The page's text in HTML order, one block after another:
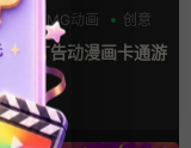
画 MG动画 创意
意广告动漫画卡通游
开场
05-25